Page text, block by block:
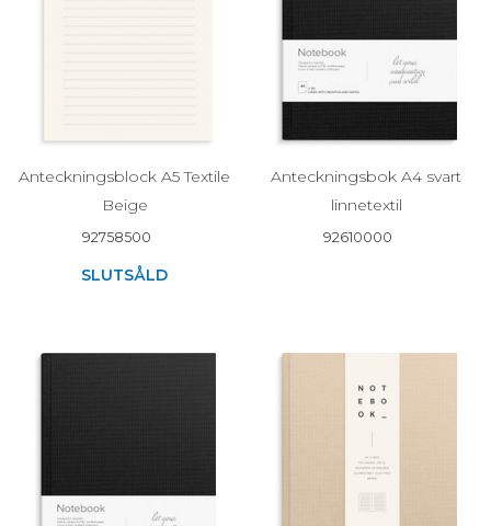
Anteckningsblock A5 Textile
Beige
92758500
SLUTSÅLD
Anteckningsbok A4 svart
linnetextil
92610000